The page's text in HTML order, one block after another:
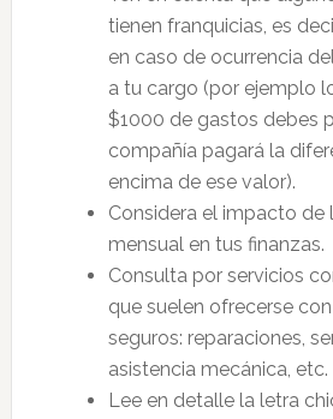
tienen franquicias, es
en caso de ocurrencia
a tu cargo (por ejemplo
$1000 de gastos debes
compañía pagará la
encima de ese valor).
Considera el impacto de
mensual en tus finanzas.
Consulta por servicios
que suelen ofrecerse
seguros: reparaciones,
asistencia mecánica, etc.
Lee en detalle la letra